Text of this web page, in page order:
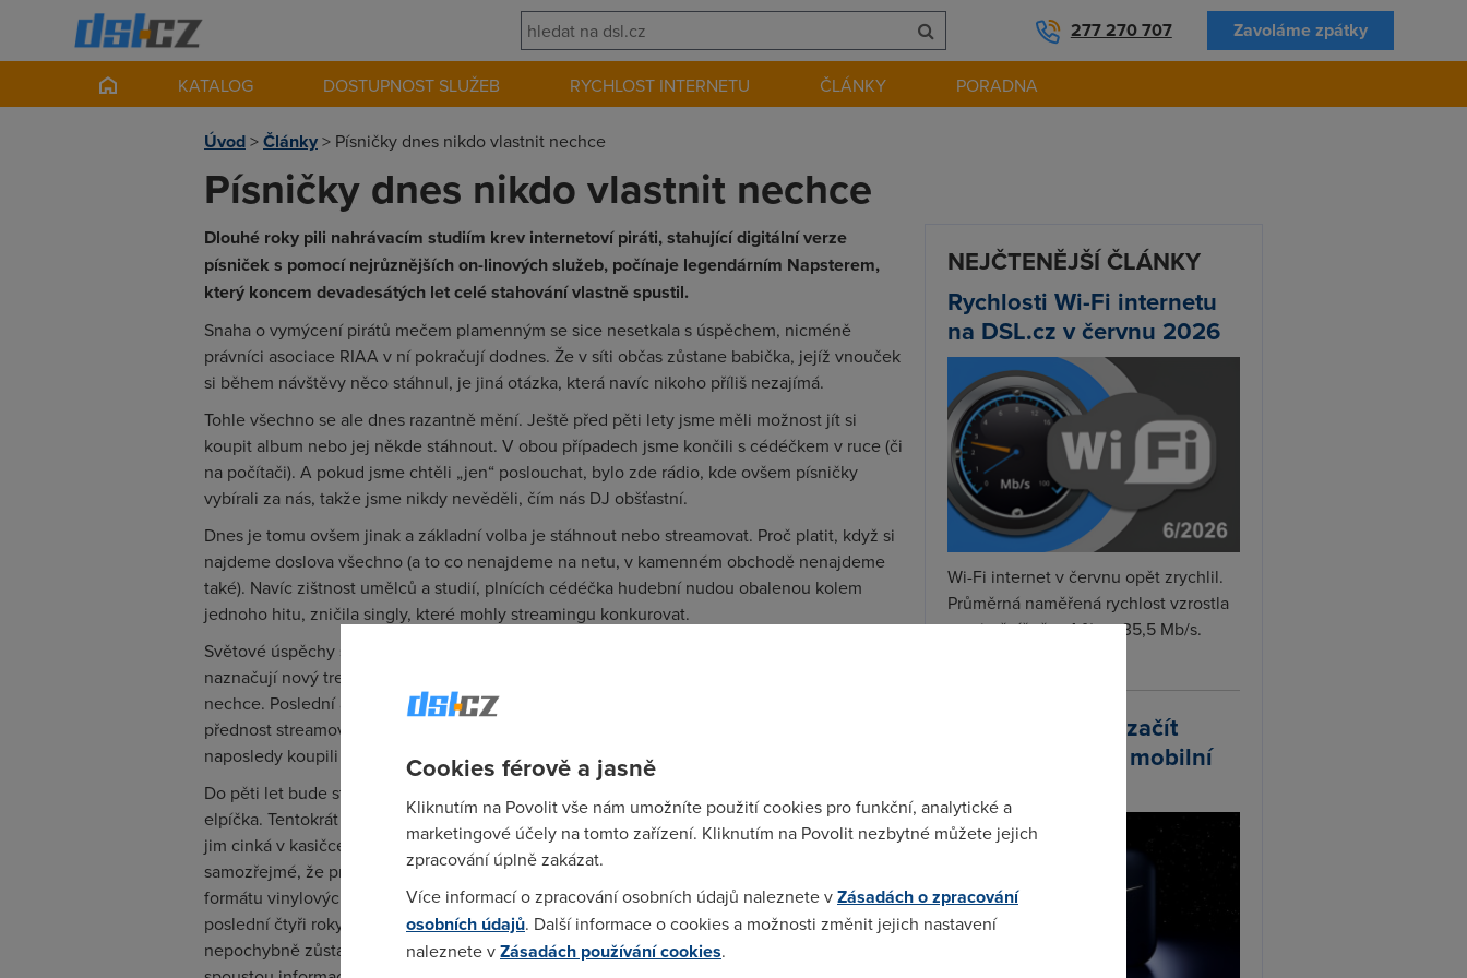
277 270 707 Zavoláme zpátky
KATALOG DOSTUPNOST SLUŽEB RYCHLOST INTERNETU ČLÁNKY PORADNA
Úvod>Články> Písničky dnes nikdo vlastnit nechce
Písničky dnes nikdo vlastnit nechce
Dlouhé roky pili nahrávacím studiím krev internetoví piráti, stahující digitální verze
písniček s pomocí nejrůznějších on-linových služeb, počínaje legendárním Napsterem,
který koncem devadesátých let celé stahování vlastně spustil.
Snaha o vymýcení pirátů mečem plamenným se sice nesetkala s úspěchem, nicméně
právníci asociace RIAA v ní pokračují dodnes. Že v síti občas zůstane babička, jejíž vnouček
si během návštěvy něco stáhnul, je jiná otázka, která navíc nikoho příliš nezajímá.
Tohle všechno se ale dnes razantně mění. Ještě před pěti lety jsme měli možnost jít si
koupit album nebo jej někde stáhnout. V obou případech jsme končili s cédéčkem v ruce (či
na počítači). A pokud jsme chtěli „jen“ poslouchat, bylo zde rádio, kde ovšem písničky
vybírali za nás, takže jsme nikdy nevěděli, čím nás DJ obšťastní.
Dnes je tomu ovšem jinak a základní volba je stáhnout nebo streamovat. Proč platit, když si
najdeme doslova všechno (a to co nenajdeme na netu, v kamenném obchodě nenajdeme
také). Navíc zištnost umělců a studií, plnících cédéčka hudební nudou obalenou kolem
jednoho hitu, zničila singly, které mohly streamingu konkurovat.
Světové úspěchy streamingových služeb, jakými jsou Spotify nebo Pandora, jasně
naznačují nový trend, populární zejména mezi mládeží – vlastnit písničku dnes nikdo
nechce. Poslední analýza americké mládeže ukázala, že plných devadesát procent dává
přednost streamované hudbě a téměř čtyřicet procent si ani nepamatovalo, kdy si
naposledy koupili cédéčko.
Do pěti let bude streamování stejnou normou, jakou bývaly kdysi magnetofové kazety či
elpíčka. Tentokrát ale nahrávací studia na poplach nebijí, protože z oficiálního streamingu
jim cinká v kasičce stejně dobře jako z prodeje nosičů, navíc zcela bezpracně. Je
samozřejmé, že prodej nosičů tak úplně nevymizí. Koneckonců prodej obstarožního
formátu vinylových elpíček je po dlouhých letech totálního nezájmu nejen zpátky, ale
poslední čtyři roky dokonce roste. U cédéček je tomu sice přesně naopak, ale i tak
nepochybně zůstanou staromilci, pro které je klasický nosič se zajímavou grafikou a
NEJČTENĚJŠÍ ČLÁNKY
Rychlosti Wi-Fi internetu
na DSL.cz v červnu 2026
Wi-Fi internet v červnu opět zrychlil.
Průměrná naměřená rychlost vzrostla
meziměsíčně o 4 % na 35,5 Mb/s.
Starlink plánuje začít
prodávat vlastní mobilní
Cookies férově a jasně
Kliknutím na Povolit vše nám umožníte použití cookies pro funkční, analytické a
marketingové účely na tomto zařízení. Kliknutím na Povolit nezbytné můžete jejich
zpracování úplně zakázat.
Více informací o zpracování osobních údajů naleznete vZásadách o zpracování
osobních údajů. Další informace o cookies a možnosti změnit jejich nastavení
naleznete vZásadách používání cookies.